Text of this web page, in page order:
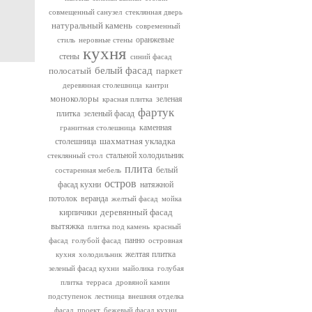
совмещенный санузел стеклянная дверь
натуральный камень современный
стиль неровные стены оранжевые
стены кухня синий фасад
полосатый белый фасад паркет
деревянная столешница кантри
моноколоры красная плитка зеленая
плитка зеленый фасад фартук
гранитная столешница каменная
столешница шахматная укладка
стеклянный стол стальной холодильник
состаренная мебель плита белый
фасад кухни остров натяжной
потолок веранда желтый фасад мойка
кирпичики деревянный фасад
вытяжка плитка под камень красный
фасад голубой фасад панно островная
кухня холодильник желтая плитка
зеленый фасад кухни майолика голубая
плитка терраса дровяной камин
подступенок лестница внешняя отделка
фасад проект бежевый фасад кухни